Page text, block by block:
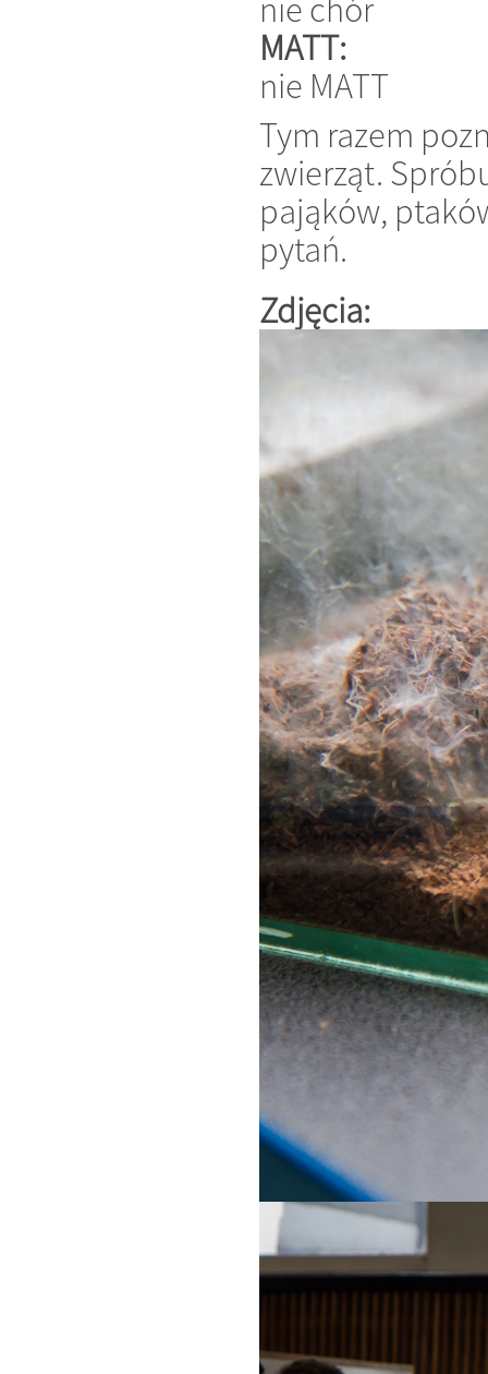
MATT:
nie MATT
Tym razem
zwierząt.
pająków,
pytań.
Zdjęcia: